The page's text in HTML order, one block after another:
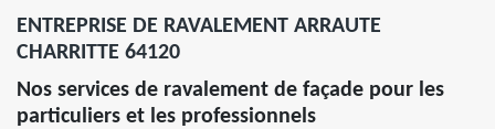
ENTREPRISE DE RAVALEMENT ARRAUTE
CHARRITTE 64120
Nos services de ravalement de façade pour les
particuliers et les professionnels